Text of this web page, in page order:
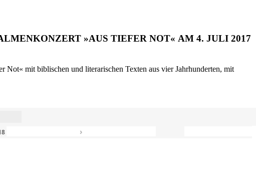
»AUS TIEFER NOT« AM 4. JULI 2017
mit biblischen und literarischen Texten aus vier Jahrhunderten, mit
›